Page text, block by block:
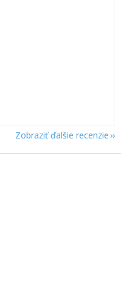
5 z 5 hviezdičiek.
5 z 5 hviezdičiek.
Zobraziť ďalšie recenzie